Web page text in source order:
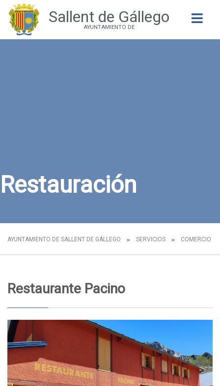
Sallent de Gállego
AYUNTAMIENTO DE
Buscar
Restauración
AYUNTAMIENTO DE SALLENT DE GÁLLEGO SERVICIOS COMERCIO
Restaurante Pacino